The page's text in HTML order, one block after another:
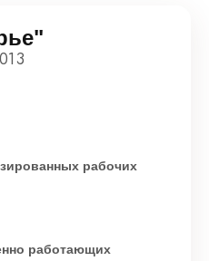
рабочих
работающих